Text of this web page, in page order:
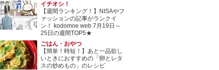
イチオシ！
【週間ランキング！】NISAやフ
ァッションの記事がランクイ
ン！ kodomoe web 7月19日～
25日の週間TOP5★
ごはん・おやつ
【簡単！時短！】あと一品欲し
いときにおすすめの「卵とレタ
スの炒めもの」のレシピ